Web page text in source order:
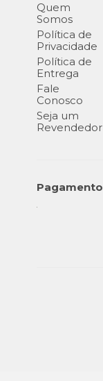
Quem
Somos
Política de
Privacidade
Política de
Entrega
Fale
Conosco
Seja um
Revendedor
Pagamento